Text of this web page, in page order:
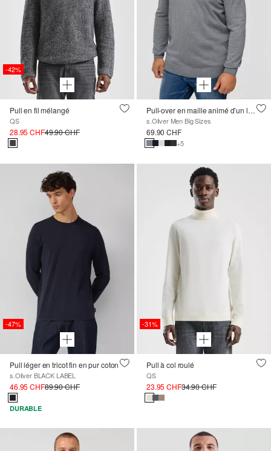
-42%
Pull en fil mélangé
QS
28.95 CHF49.90 CHF
Pull-over en maille animé d’un logo brodé
s.Oliver Men Big Sizes
69.90 CHF
+5
-47%
Pull léger en tricot fin en pur coton
s.Oliver BLACK LABEL
46.95 CHF89.90 CHF
DURABLE
-31%
Pull à col roulé
QS
23.95 CHF34.90 CHF